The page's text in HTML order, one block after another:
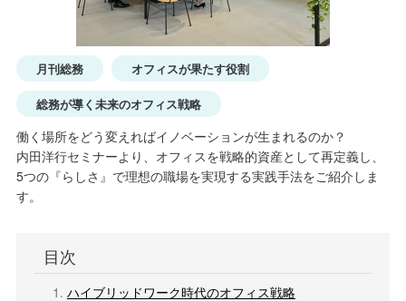
月刊総務 オフィスが果たす役割
総務が導く未来のオフィス戦略
働く場所をどう変えればイノベーションが生まれるのか？
内田洋行セミナーより、オフィスを戦略的資産として再定義し、
5つの『らしさ』で理想の職場を実現する実践手法をご紹介しま
す。
目次
ハイブリッドワーク時代のオフィス戦略